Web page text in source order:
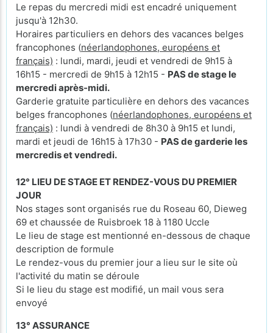
Le repas du mercredi midi est encadré uniquement
jusqu'à 12h30.
Horaires particuliers en dehors des vacances belges
francophones (néerlandophones, européens et
français) : lundi, mardi, jeudi et vendredi de 9h15 à
16h15 - mercredi de 9h15 à 12h15 - PAS de stage le
mercredi après-midi.
Garderie gratuite particulière en dehors des vacances
belges francophones (néerlandophones, européens et
français) : lundi à vendredi de 8h30 à 9h15 et lundi,
mardi et jeudi de 16h15 à 17h30 - PAS de garderie les
mercredis et vendredi.
12° LIEU DE STAGE ET RENDEZ-VOUS DU PREMIER
JOUR
Nos stages sont organisés rue du Roseau 60, Dieweg
69 et chaussée de Ruisbroek 18 à 1180 Uccle
Le lieu de stage est mentionné en-dessous de chaque
description de formule
Le rendez-vous du premier jour a lieu sur le site où
l'activité du matin se déroule
Si le lieu du stage est modifié, un mail vous sera
envoyé
13° ASSURANCE